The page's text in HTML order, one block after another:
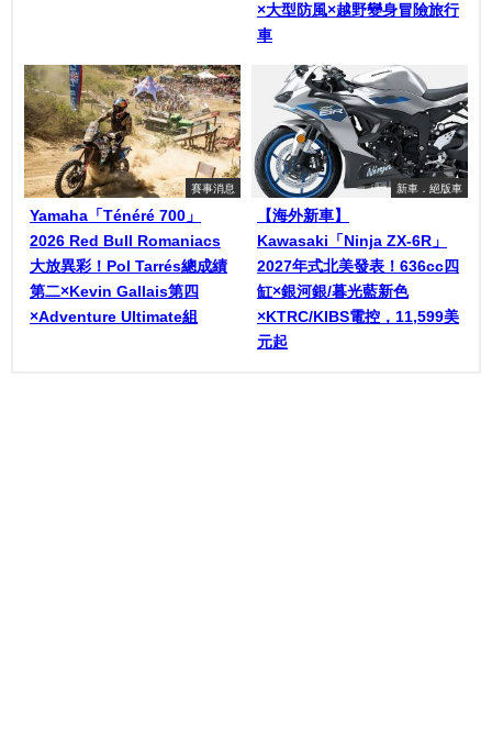
×大型防風×越野變身冒險旅行
車
賽事消息
Yamaha「Ténéré 700」
2026 Red Bull Romaniacs
大放異彩！Pol Tarrés總成績
第二×Kevin Gallais第四
×Adventure Ultimate組
新車．絕版車
【海外新車】
Kawasaki「Ninja ZX-6R」
2027年式北美發表！636cc四
缸×銀河銀/暮光藍新色
×KTRC/KIBS電控，11,599美
元起